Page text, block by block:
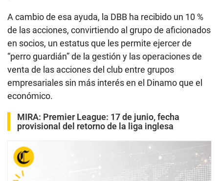
A cambio de esa ayuda, la DBB ha recibido un 10 %
de las acciones, convirtiendo al grupo de aficionados
en socios, un estatus que les permite ejercer de
“perro guardián” de la gestión y las operaciones de
venta de las acciones del club entre grupos
empresariales sin más interés en el Dinamo que el
económico.
MIRA: Premier League: 17 de junio, fecha
provisional del retorno de la liga inglesa